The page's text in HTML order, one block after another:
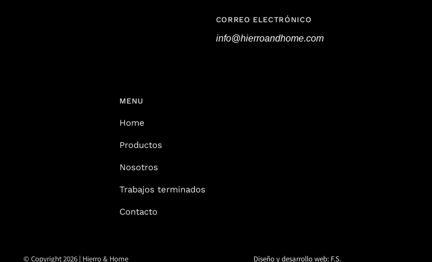
CORREO ELECTRÓNICO
info@hierroandhome.com
MENU
Home
Productos
Nosotros
Trabajos terminados
Contacto
© Copyright 2026 | Hierro & Home Diseño y desarrollo web: F.S.